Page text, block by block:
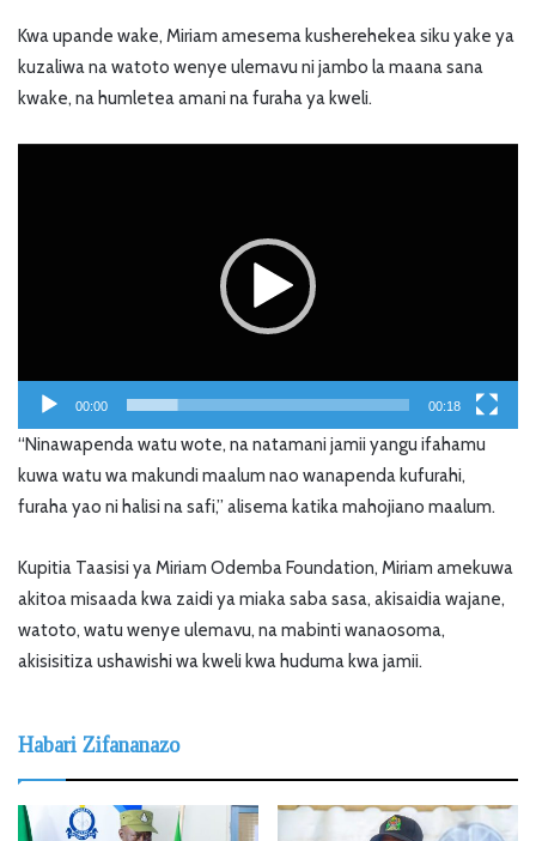
Kwa upande wake, Miriam amesema kusherehekea siku yake ya
kuzaliwa na watoto wenye ulemavu ni jambo la maana sana
kwake, na humletea amani na furaha ya kweli.
00:00 00:18
“Ninawapenda watu wote, na natamani jamii yangu ifahamu
kuwa watu wa makundi maalum nao wanapenda kufurahi,
furaha yao ni halisi na safi,” alisema katika mahojiano maalum.
Kupitia Taasisi ya Miriam Odemba Foundation, Miriam amekuwa
akitoa misaada kwa zaidi ya miaka saba sasa, akisaidia wajane,
watoto, watu wenye ulemavu, na mabinti wanaosoma,
akisisitiza ushawishi wa kweli kwa huduma kwa jamii.
Habari Zifananazo